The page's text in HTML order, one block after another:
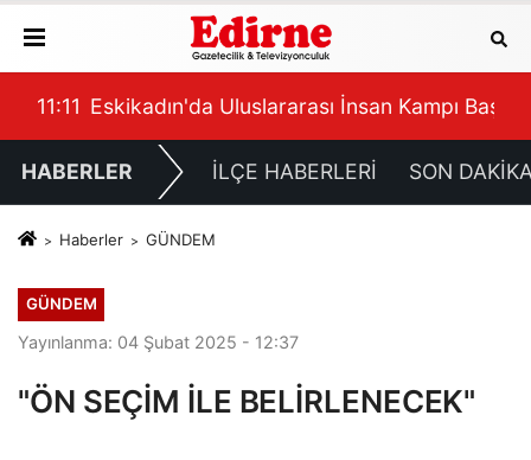
Gösterdi
11:11 Eskikadın'da Uluslararası İnsan Kampı
HABERLER İLÇE HABERLERİ SON
Haberler GÜNDEM
GÜNDEM
Yayınlanma: 04 Şubat 2025 - 12:37
"ÖN SEÇİM İLE BELİRLENECEK"